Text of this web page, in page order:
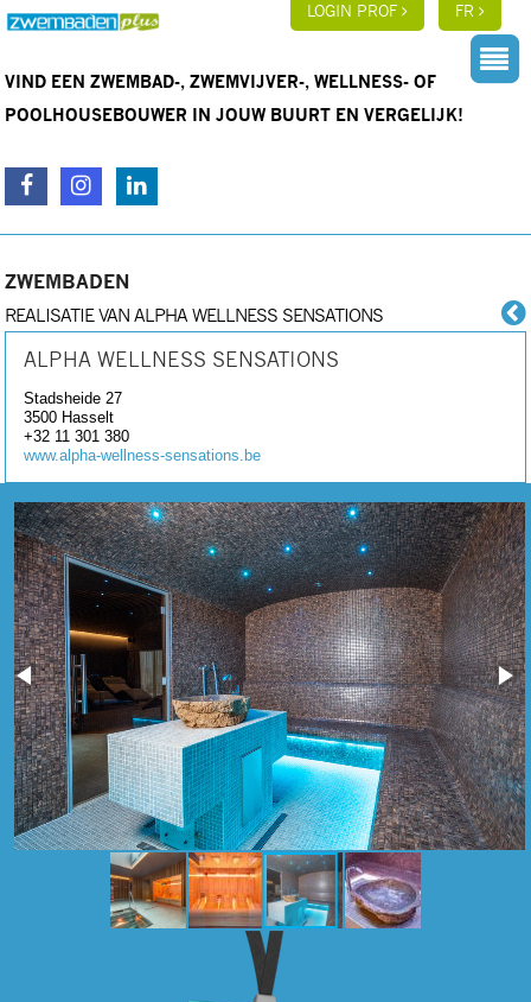
LOGIN PROF FR
VIND EEN ZWEMBAD-, ZWEMVIJVER-, WELLNESS- OF
POOLHOUSEBOUWER IN JOUW BUURT EN VERGELIJK!
ZWEMBADEN
REALISATIE VAN ALPHA WELLNESS SENSATIONS
ALPHA WELLNESS SENSATIONS
Stadsheide 27
3500 Hasselt
+32 11 301 380
www.alpha-wellness-sensations.be